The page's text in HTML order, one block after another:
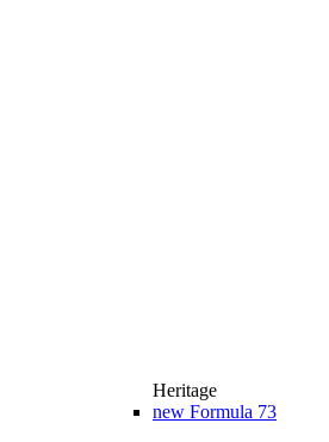
Heritage
new Formula 73